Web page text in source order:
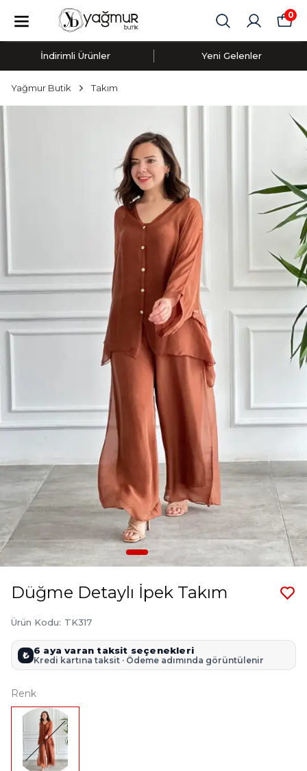
0
İndirimli Ürünler Yeni Gelenler
Yağmur Butik Takım
Düğme Detaylı İpek Takım
Ürün Kodu: TK317
₺ 6 aya varan taksit seçenekleri
Kredi kartına taksit · Ödeme adımında görüntülenir
Renk